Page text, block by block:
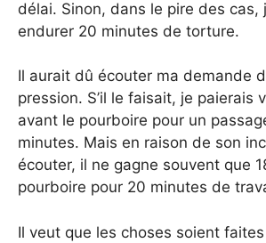
délai. Sinon, dans le pire des cas,
endurer 20 minutes de torture.
Il aurait dû écouter ma demande
pression. S’il le faisait, je paierais
avant le pourboire pour un
minutes. Mais en raison de son
écouter, il ne gagne souvent que
pourboire pour 20 minutes de
Il veut que les choses soient